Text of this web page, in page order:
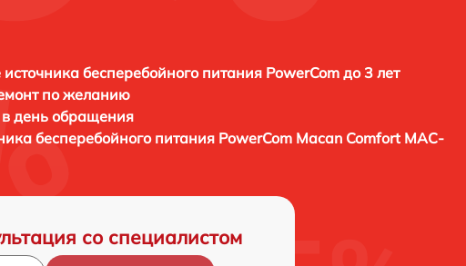
источника бесперебойного питания PowerCom до 3 лет
по желанию
в день обращения
бесперебойного питания PowerCom Macan Comfort MAC-
со специалистом